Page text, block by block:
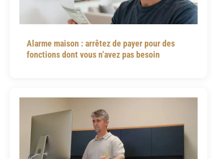
Alarme maison : arrêtez de payer pour des
fonctions dont vous n’avez pas besoin